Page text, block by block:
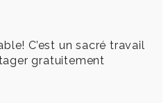
C’est un sacré travail
gratuitement